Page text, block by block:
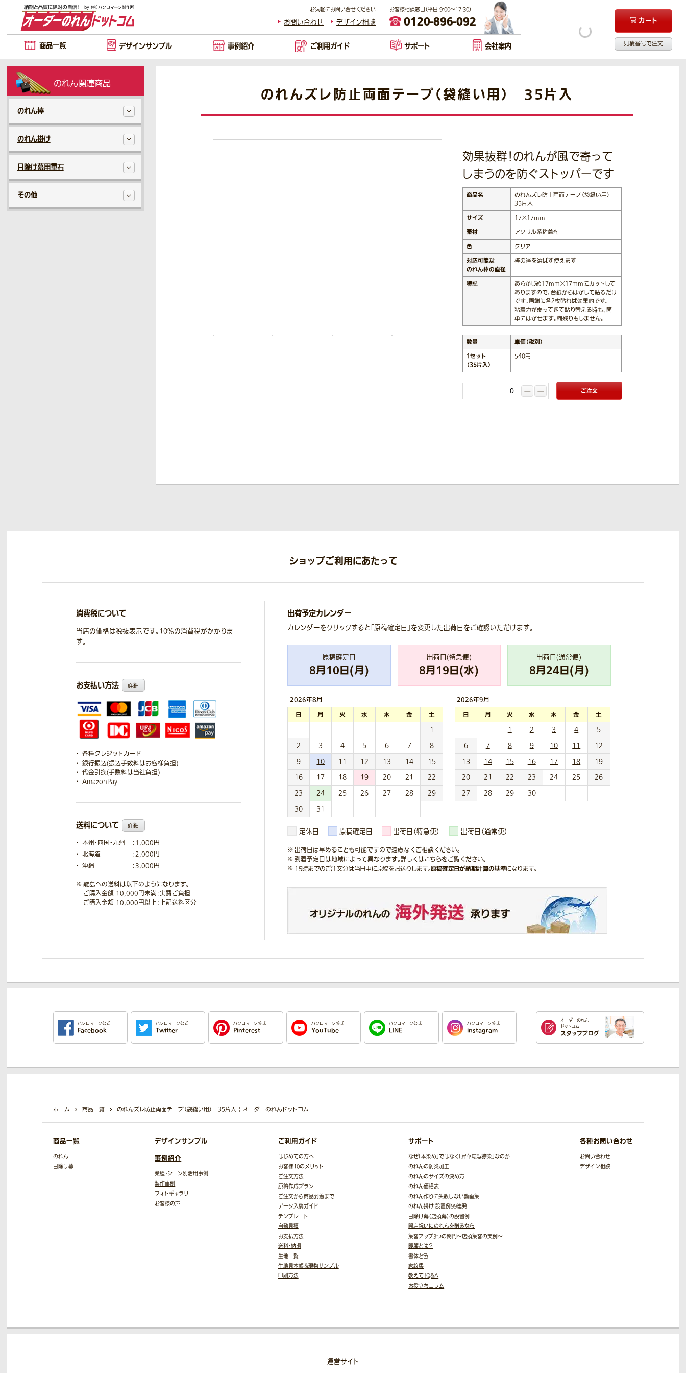
お気軽にお問い合せください
お問い合わせ デザイン相談
お客様相談窓口（平日 9:00～17:30）
0120-896-092 カート
見積番号で注文
商品一覧 デザインサンプル 事例紹介 ご利用ガイド サポート 会社案内
のれんズレ防止両面テープ（袋縫い用） 35片入
効果抜群！のれんが風で寄って
しまうのを防ぐストッパーです
商品名
のれんズレ防止両面テープ（袋縫い用）
35片入
サイズ 17×17ｍｍ
素材 アクリル系粘着剤
色 クリア
対応可能な
のれん棒の直径
棒の径を選ばず使えます
特記
あらかじめ17mm×17mmにカットして
ありますので、台紙からはがして貼るだけ
です。両端に各2枚貼れば効果的です。
粘着力が弱ってきて貼り替える時も、簡
単にはがせます。糊残りもしません。
数量
単価（税別）
1セット
（35片入）
540円
のれん関連商品
のれん棒
のれん掛け
日除け幕用重石
その他
ショップご利用にあたって
消費税について
当店の価格は税抜表示です。10％の消費税がかかりま
す。
お支払い方法 詳細
各種クレジットカード
銀行振込(振込手数料はお客様負担)
代金引換(手数料は当社負担)
AmazonPay
送料について 詳細
本州・四国・九州
：1,000円
北海道
：2,000円
沖縄
：3,000円
離島への送料は以下のようになります。
ご購入金額 10,000円未満：実費ご負担
ご購入金額 10,000円以上：上記送料区分
出荷予定カレンダー
カレンダーをクリックすると「原稿確定日」を変更した出荷日をご確認いただけます。
原稿確定日
8月10日(月)
出荷日(特急便)
8月19日(水)
出荷日(通常便)
8月24日(月)
2026年8月
日 月 火 水 木 金
土
1
2
3 4 5 6 7
8
9
10 11 12 13 14
15
16
17 18 19 20 21
22
23
24 25 26 27 28
29
30
31
2026年9月
日 月 火 水 木 金
土
1
2 3 4
5
6
7 8 9 10 11
12
13
14 15 16 17 18
19
20
21 22 23 24 25
26
27
28 29 30
定休日 原稿確定日 出荷日（特急便） 出荷日（通常便）
出荷日は早めることも可能ですので遠慮なくご相談ください。
到着予定日は地域によって異なります。詳しくはこちらをご覧ください。
15時までのご注文分は当日中に原稿をお送りします。原稿確定日が納期計算の基準になります。
ハクロマーク公式
Facebook
ハクロマーク公式
Twitter
ハクロマーク公式
Pinterest
ハクロマーク公式
YouTube
ハクロマーク公式
LINE
ハクロマーク公式
instagram
オーダーのれん
ドットコム
スタッフブログ
ホーム 商品一覧 のれんズレ防止両面テープ（袋縫い用） 35片入 | オーダーのれんドットコム
商品一覧
のれん
日除け幕
デザインサンプル
事例紹介
業種・シーン別活用事例
製作事例
フォトギャラリー
お客様の声
ご利用ガイド
はじめての方へ
お客様10のメリット
ご注文方法
原稿作成プラン
ご注文から商品到着まで
データ入稿ガイド
テンプレート
自動見積
お支払方法
送料・納期
生地一覧
生地見本帳＆現物サンプル
印刷方法
サポート
なぜ「本染め」ではなく「昇華転写捺染」なのか
のれんの防炎加工
のれんのサイズの決め方
のれん価格表
のれん作りに失敗しない動画集
のれん掛け 設置例99連発
日除け幕（店頭幕）の設置例
開店祝いにのれんを贈るなら
集客アップ3つの関門～店頭集客の実例～
暖簾とは？
書体と色
家紋集
教えて！Q&A
お役立ちコラム
各種お問い合わせ
お問い合わせ
デザイン相談
運営サイト